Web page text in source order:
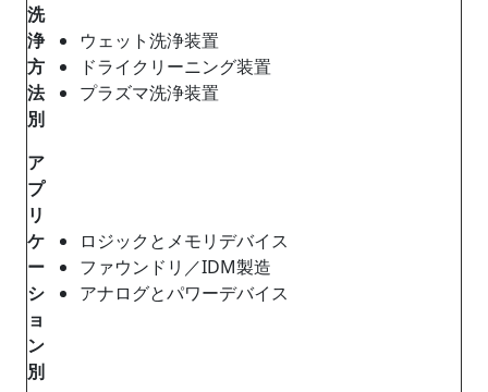
洗
浄
方
法
別
ウェット洗浄装置
ドライクリーニング装置
プラズマ洗浄装置
ア
プ
リ
ケ
ー
シ
ョ
ン
別
ロジックとメモリデバイス
ファウンドリ／IDM製造
アナログとパワーデバイス